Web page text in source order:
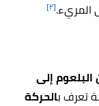
المريء.[٢]
إلى
تعرف بالحركة